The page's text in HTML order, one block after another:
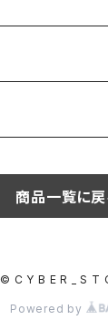
商品一覧に戻
© C Y B E R _ S T
Powered by